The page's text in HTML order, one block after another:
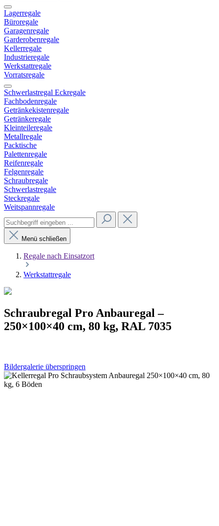
Lagerregale
Büroregale
Garagenregale
Garderobenregale
Kellerregale
Industrieregale
Werkstattregale
Vorratsregale
Schwerlastregal Eckregale
Fachbodenregale
Getränkekistenregale
Getränkeregale
Kleinteileregale
Metallregale
Packtische
Palettenregale
Reifenregale
Felgenregale
Schraubregale
Schwerlastregale
Steckregale
Weitspannregale
Menü schließen
Regale nach Einsatzort
Werkstattregale
Schraubregal Pro Anbauregal –
250×100×40 cm, 80 kg, RAL 7035
Bildergalerie überspringen